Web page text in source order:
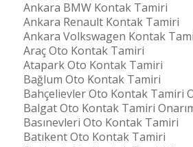
Ankara BMW Kontak Tamiri
Ankara Renault Kontak Tamiri
Ankara Volkswagen Kontak
Araç Oto Kontak Tamiri
Atapark Oto Kontak Tamiri
Bağlum Oto Kontak Tamiri
Bahçelievler Oto Kontak Tamiri
Balgat Oto Kontak Tamiri
Basınevleri Oto Kontak Tamiri
Batıkent Oto Kontak Tamiri